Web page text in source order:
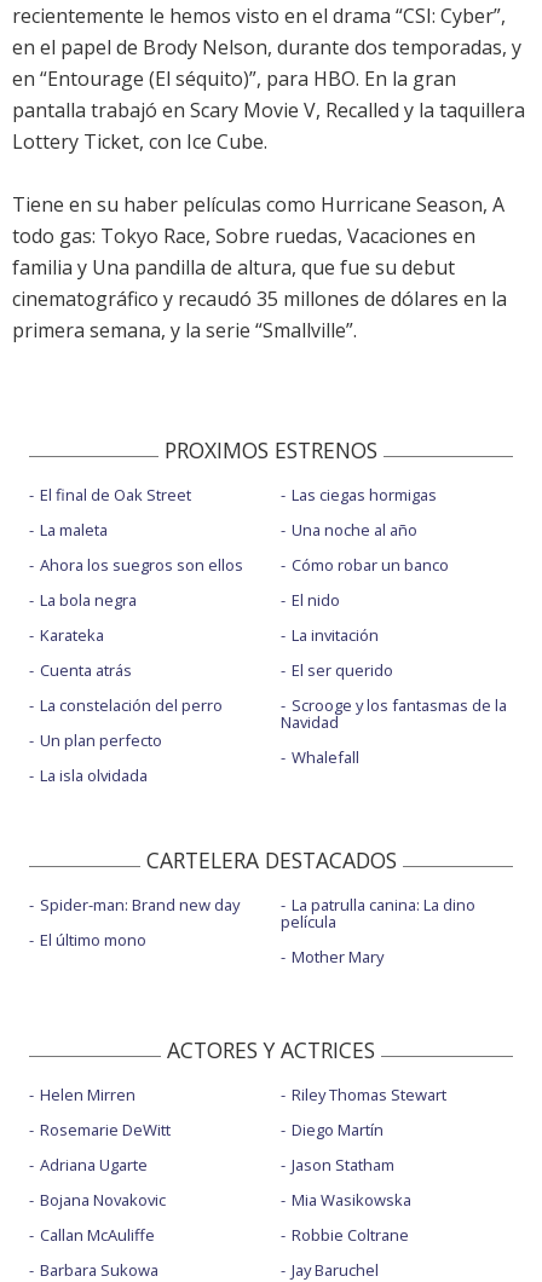
recientemente le hemos visto en el drama “CSI: Cyber”,
en el papel de Brody Nelson, durante dos temporadas, y
en “Entourage (El séquito)”, para HBO. En la gran
pantalla trabajó en Scary Movie V, Recalled y la taquillera
Lottery Ticket, con Ice Cube.
Tiene en su haber películas como Hurricane Season, A
todo gas: Tokyo Race, Sobre ruedas, Vacaciones en
familia y Una pandilla de altura, que fue su debut
cinematográfico y recaudó 35 millones de dólares en la
primera semana, y la serie “Smallville”.
PROXIMOS ESTRENOS
El final de Oak Street
La maleta
Ahora los suegros son ellos
La bola negra
Karateka
Cuenta atrás
La constelación del perro
Un plan perfecto
La isla olvidada
Las ciegas hormigas
Una noche al año
Cómo robar un banco
El nido
La invitación
El ser querido
Scrooge y los fantasmas de la
Navidad
Whalefall
CARTELERA DESTACADOS
Spider-man: Brand new day
El último mono
La patrulla canina: La dino
película
Mother Mary
ACTORES Y ACTRICES
Helen Mirren
Rosemarie DeWitt
Adriana Ugarte
Bojana Novakovic
Callan McAuliffe
Barbara Sukowa
Riley Thomas Stewart
Diego Martín
Jason Statham
Mia Wasikowska
Robbie Coltrane
Jay Baruchel